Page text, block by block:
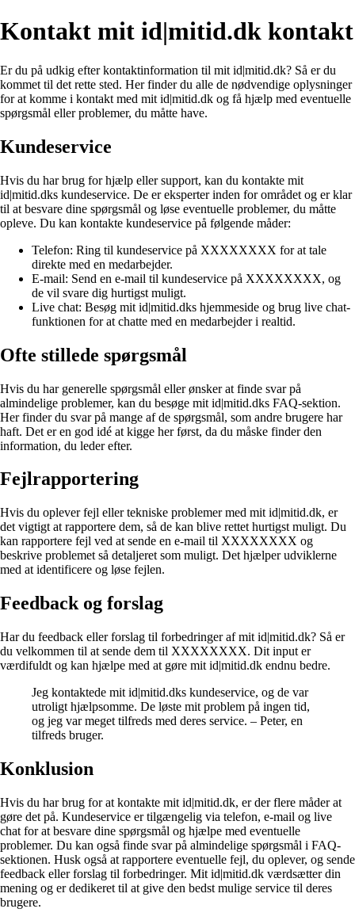
Kontakt mit id|mitid.dk kontakt
Er du på udkig efter kontaktinformation til mit id|mitid.dk? Så er du
kommet til det rette sted. Her finder du alle de nødvendige oplysninger
for at komme i kontakt med mit id|mitid.dk og få hjælp med eventuelle
spørgsmål eller problemer, du måtte have.
Kundeservice
Hvis du har brug for hjælp eller support, kan du kontakte mit
id|mitid.dks kundeservice. De er eksperter inden for området og er klar
til at besvare dine spørgsmål og løse eventuelle problemer, du måtte
opleve. Du kan kontakte kundeservice på følgende måder:
Telefon: Ring til kundeservice på XXXXXXXX for at tale
direkte med en medarbejder.
E-mail: Send en e-mail til kundeservice på XXXXXXXX, og
de vil svare dig hurtigst muligt.
Live chat: Besøg mit id|mitid.dks hjemmeside og brug live chat-
funktionen for at chatte med en medarbejder i realtid.
Ofte stillede spørgsmål
Hvis du har generelle spørgsmål eller ønsker at finde svar på
almindelige problemer, kan du besøge mit id|mitid.dks FAQ-sektion.
Her finder du svar på mange af de spørgsmål, som andre brugere har
haft. Det er en god idé at kigge her først, da du måske finder den
information, du leder efter.
Fejlrapportering
Hvis du oplever fejl eller tekniske problemer med mit id|mitid.dk, er
det vigtigt at rapportere dem, så de kan blive rettet hurtigst muligt. Du
kan rapportere fejl ved at sende en e-mail til XXXXXXXX og
beskrive problemet så detaljeret som muligt. Det hjælper udviklerne
med at identificere og løse fejlen.
Feedback og forslag
Har du feedback eller forslag til forbedringer af mit id|mitid.dk? Så er
du velkommen til at sende dem til XXXXXXXX. Dit input er
værdifuldt og kan hjælpe med at gøre mit id|mitid.dk endnu bedre.
Jeg kontaktede mit id|mitid.dks kundeservice, og de var
utroligt hjælpsomme. De løste mit problem på ingen tid,
og jeg var meget tilfreds med deres service. – Peter, en
tilfreds bruger.
Konklusion
Hvis du har brug for at kontakte mit id|mitid.dk, er der flere måder at
gøre det på. Kundeservice er tilgængelig via telefon, e-mail og live
chat for at besvare dine spørgsmål og hjælpe med eventuelle
problemer. Du kan også finde svar på almindelige spørgsmål i FAQ-
sektionen. Husk også at rapportere eventuelle fejl, du oplever, og sende
feedback eller forslag til forbedringer. Mit id|mitid.dk værdsætter din
mening og er dedikeret til at give den bedst mulige service til deres
brugere.